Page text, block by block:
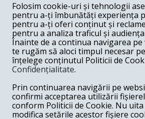
Lakmé al lui Andrei Șerban
Spectacol /Spectacolele lui Andrei
de diferite, capacitatea de a sugera că
undeva, dincolo de gest, de muzică, de
Folosim cookie-uri și tehnologii
pentru a-ți îmbunătăți experiența
pentru a-ți oferi conținut și
pentru a analiza traficul și
Înainte de a continua navigarea
te rugăm să aloci timpul necesar
înțelege conținutul Politicii de
Confidențialitate.
Prin continuarea navigării pe
confirmi acceptarea utilizării
conform Politicii de Cookie. Nu
modifica setările acestor fișiere